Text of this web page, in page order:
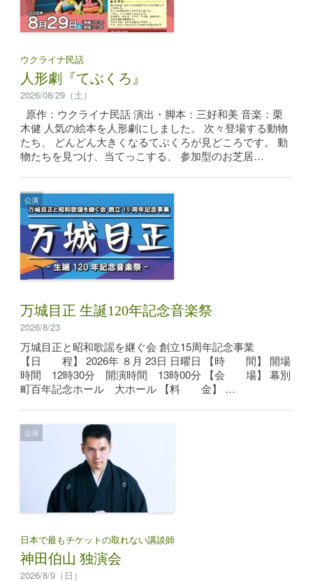
ウクライナ民話
人形劇『てぶくろ』
2026/08/29（土）
原作：ウクライナ民話 演出・脚本：三好和美 音楽：栗
木健 人気の絵本を人形劇にしました。 次々登場する動物
たち、 どんどん大きくなるてぶくろが見どころです。 動
物たちを見つけ、当てっこする、 参加型のお芝居…
公演
万城目正 生誕120年記念音楽祭
2026/8/23
万城目正と昭和歌謡を継ぐ会 創立15周年記念事業
【日 程】 2026年 ８月 23日 日曜日 【時 間】 開場
時間 12時30分 開演時間 13時00分 【会 場】 幕別
町百年記念ホール 大ホール 【料 金】 …
公演
日本で最もチケットの取れない講談師
神田伯山 独演会
2026/8/9（日）